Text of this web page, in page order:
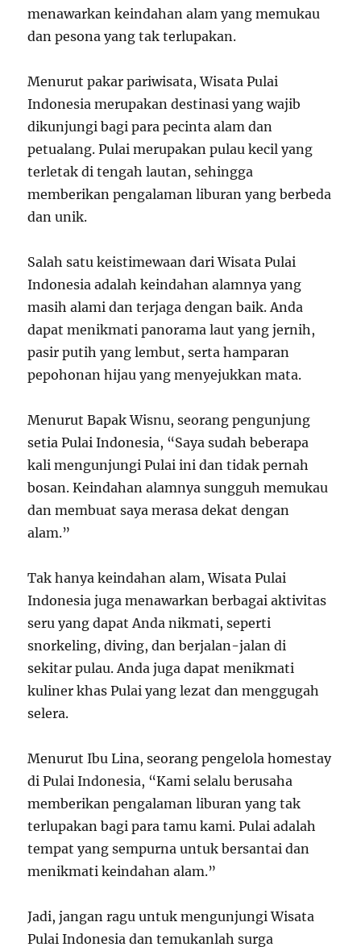
menawarkan keindahan alam yang memukau
dan pesona yang tak terlupakan.
Menurut pakar pariwisata, Wisata Pulai
Indonesia merupakan destinasi yang wajib
dikunjungi bagi para pecinta alam dan
petualang. Pulai merupakan pulau kecil yang
terletak di tengah lautan, sehingga
memberikan pengalaman liburan yang berbeda
dan unik.
Salah satu keistimewaan dari Wisata Pulai
Indonesia adalah keindahan alamnya yang
masih alami dan terjaga dengan baik. Anda
dapat menikmati panorama laut yang jernih,
pasir putih yang lembut, serta hamparan
pepohonan hijau yang menyejukkan mata.
Menurut Bapak Wisnu, seorang pengunjung
setia Pulai Indonesia, “Saya sudah beberapa
kali mengunjungi Pulai ini dan tidak pernah
bosan. Keindahan alamnya sungguh memukau
dan membuat saya merasa dekat dengan
alam.”
Tak hanya keindahan alam, Wisata Pulai
Indonesia juga menawarkan berbagai aktivitas
seru yang dapat Anda nikmati, seperti
snorkeling, diving, dan berjalan-jalan di
sekitar pulau. Anda juga dapat menikmati
kuliner khas Pulai yang lezat dan menggugah
selera.
Menurut Ibu Lina, seorang pengelola homestay
di Pulai Indonesia, “Kami selalu berusaha
memberikan pengalaman liburan yang tak
terlupakan bagi para tamu kami. Pulai adalah
tempat yang sempurna untuk bersantai dan
menikmati keindahan alam.”
Jadi, jangan ragu untuk mengunjungi Wisata
Pulai Indonesia dan temukanlah surga